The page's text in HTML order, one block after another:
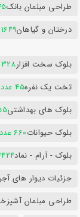
طراحی مبلمان بانک
درختان و گیاهان1649 عدد
بلوک سخت افزار328 عدد
تخت یک نفره45 عدد
بلوک های بهداشتی
بلوک حیوانات660 عدد
بلوک - آرام - نماد4424
جزئیات دیوار های
طراحی مبلمان